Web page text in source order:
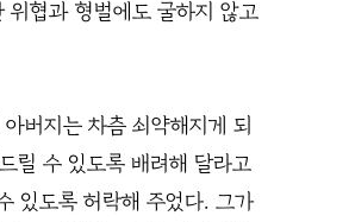
위협과 형벌에도 굴하지 않고
버지는 차츰 쇠약해지게 되
릴 수 있도록 배려해 달라고
있도록 허락해 주었다. 그가